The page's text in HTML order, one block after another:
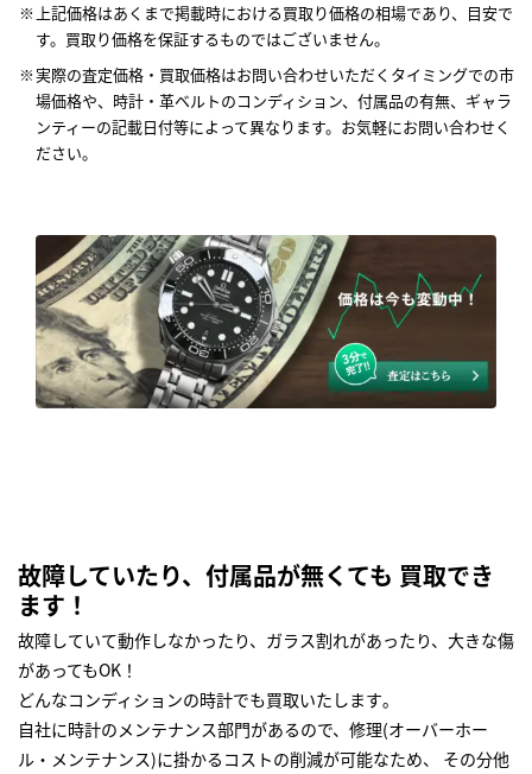
上記価格はあくまで掲載時における買取り価格の相場であり、目安で
す。買取り価格を保証するものではございません。
実際の査定価格・買取価格はお問い合わせいただくタイミングでの市
場価格や、時計・革ベルトのコンディション、付属品の有無、ギャラ
ンティーの記載日付等によって異なります。お気軽にお問い合わせく
ださい。
故障していたり、付属品が無くても 買取でき
ます！
故障していて動作しなかったり、ガラス割れがあったり、大きな傷
があってもOK！
どんなコンディションの時計でも買取いたします｡
自社に時計のメンテナンス部門があるので、修理(オーバーホー
ル・メンテナンス)に掛かるコストの削減が可能なため、 その分他